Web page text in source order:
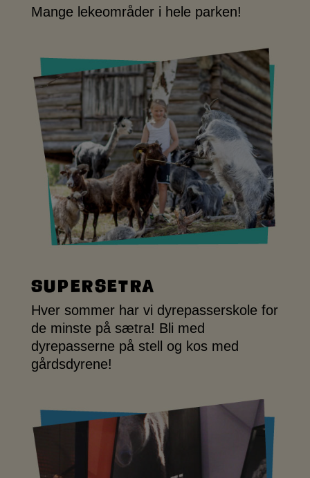
Mange lekeområder i hele parken!
Supersetra
Hver sommer har vi dyrepasserskole for
de minste på sætra! Bli med
dyrepasserne på stell og kos med
gårdsdyrene!